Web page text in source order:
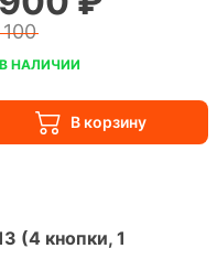
(4 кнопки, 1
В НАЛИЧИИ